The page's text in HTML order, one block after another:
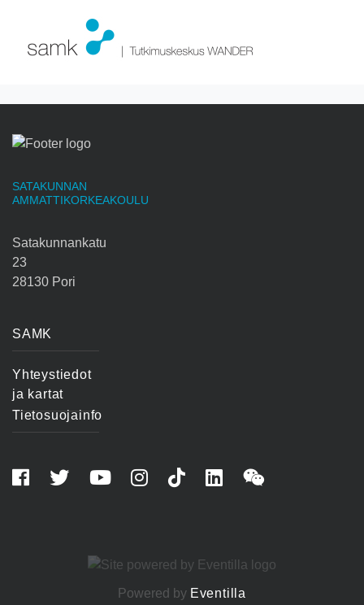
SATAKUNNAN
AMMATTIKORKEAKOULU
Satakunnankatu
23
28130 Pori
SAMK
Yhteystiedot
ja kartat
Tietosuojainfo
Powered by Eventilla